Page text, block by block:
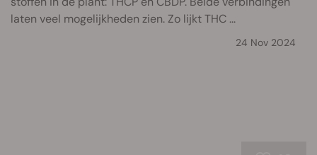
laten veel mogelijkheden zien. Zo lijkt THC ...
24 Nov 2024